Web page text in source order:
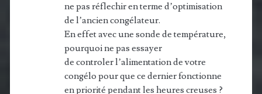
ne pas réflechir en terme d’optimisation
de l’ancien congélateur.
En effet avec une sonde de température,
pourquoi ne pas essayer
de controler l’alimentation de votre
congélo pour que ce dernier fonctionne
en priorité pendant les heures creuses ?